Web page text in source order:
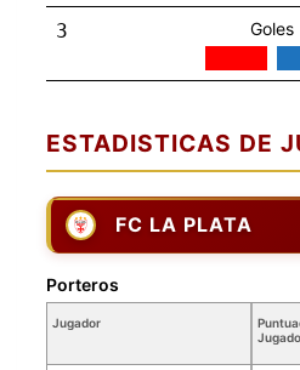
3 Goles
ESTADISTICAS DE
FC LA PLATA
Jugador
Porteros